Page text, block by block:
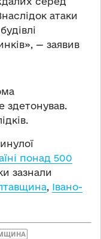
атаки
— заявив
здетонував.
понад 500
зазнали
Івано-